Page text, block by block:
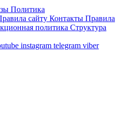
Политика
сайту Контакты Правила
политика Структура
instagram telegram viber